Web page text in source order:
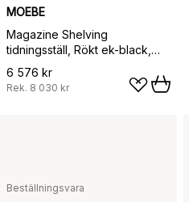
MOEBE
Magazine Shelving
tidningsställ, Rökt ek-black,
85x180x7 cm, MS.180.1
6 576 kr
Rek. 8 030 kr
Beställningsvara